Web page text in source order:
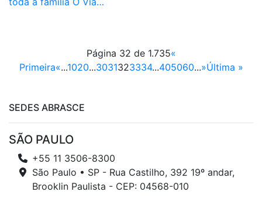
Página 32 de 1.735«
Primeira«...1020...3031323334...405060...»Última »
SEDES ABRASCE
SÃO PAULO
+55 11 3506-8300
São Paulo • SP - Rua Castilho, 392 19º andar,
Brooklin Paulista - CEP: 04568-010